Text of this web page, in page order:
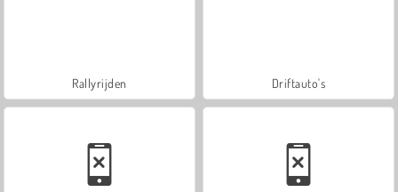
Rallyrijden Driftauto's